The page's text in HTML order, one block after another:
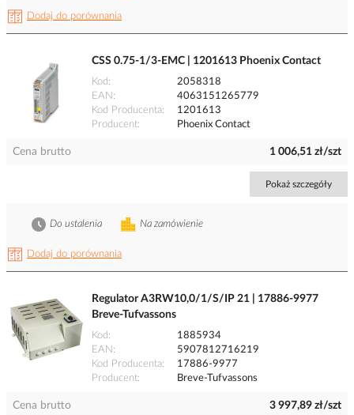
Dodaj do porównania
CSS 0.75-1/3-EMC | 1201613 Phoenix Contact
Kod
2058318
EAN
4063151265779
Kod Producenta
1201613
Producent
Phoenix Contact
Cena brutto 1 006,51 zł/szt
Pokaż szczegóły
Dodaj do porównania
Na zamówienie
Do ustalenia
Regulator A3RW10,0/1/S/IP 21 | 17886-9977
Breve-Tufvassons
Kod
1885934
EAN
5907812716219
Kod Producenta
17886-9977
Producent
Breve-Tufvassons
Cena brutto 3 997,89 zł/szt